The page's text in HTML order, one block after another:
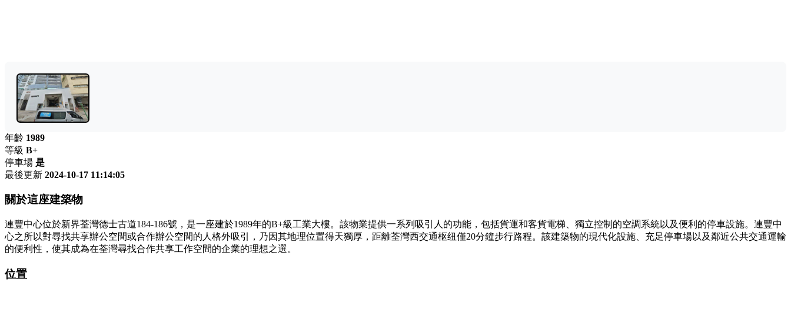
年齡 1989
等級 B+
停車場 是
最後更新 2024-10-17 11:14:05
關於這座建築物
連豐中心位於新界荃灣德士古道184-186號，是一座建於1989年的B+級工業大樓。該物業提供一系列吸引人的功能，包括貨運和客貨電梯、獨立控制的空調系統以及便利的停車設施。連豐中
心之所以對尋找共享辦公空間或合作辦公空間的人格外吸引，乃因其地理位置得天獨厚，距離荃灣西交通枢纽僅20分鐘步行路程。該建築物的現代化設施、充足停車場以及鄰近公共交通運輸
的便利性，使其成為在荃灣尋找合作共享工作空間的企業的理想之選。
位置